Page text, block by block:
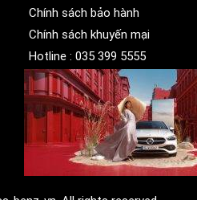
Chính sách bảo hành
Chính sách khuyến mại
Hotline : 035 399 5555